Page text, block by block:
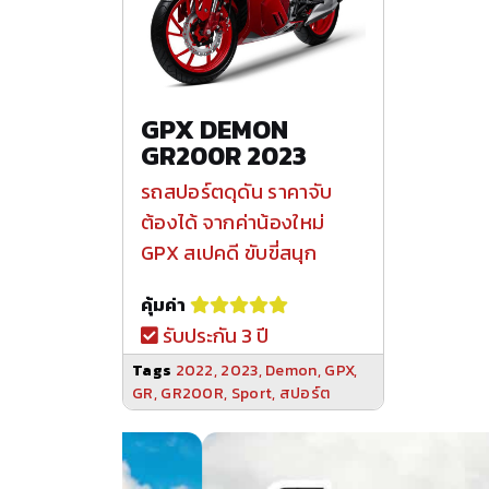
GPX DEMON
GR200R 2023
รถสปอร์ตดุดัน ราคาจับ
ต้องได้ จากค่าน้องใหม่
GPX สเปคดี ขับขี่สนุก
คุ้มค่า
รับประกัน 3 ปี
Tags 2022,2023,Demon,GPX,
GR,GR200R, Sport, สปอร์ต